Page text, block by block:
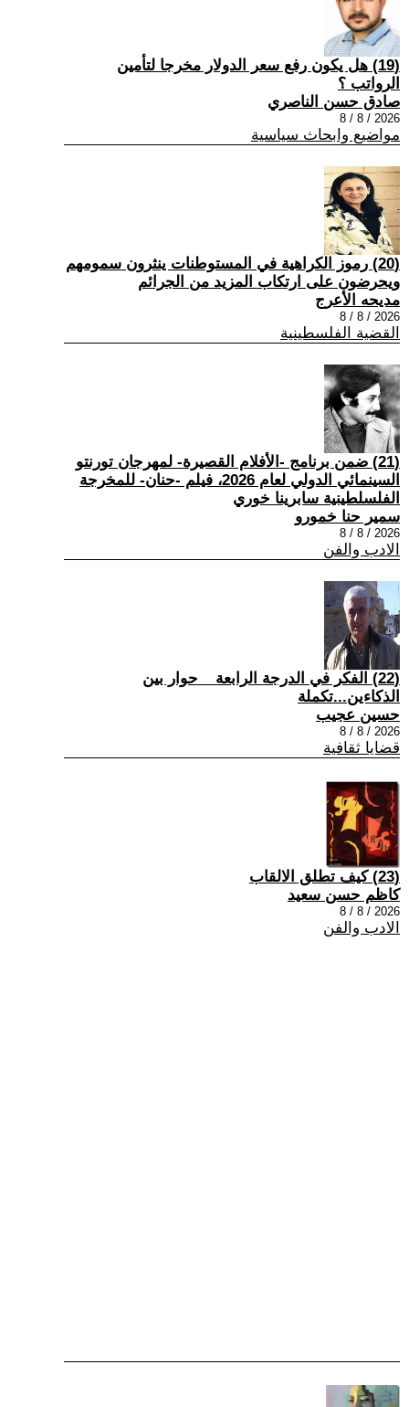
(19) هل يكون رفع سعر الدولار مخرجا لتأمين
الرواتب ؟
صادق حسن الناصري
2026 / 8 / 8
مواضيع وابحاث سياسية
(20) رموز الكراهية في المستوطنات ينثرون سمومهم
ويحرضون على ارتكاب المزيد من الجرائم
مديحه الأعرج
2026 / 8 / 8
القضية الفلسطينية
(21) ضمن برنامج -الأفلام القصيرة- لمهرجان تورنتو
السينمائي الدولي لعام 2026، فيلم -حنان- للمخرجة
الفلسلطينية سابرينا خوري
سمير حنا خمورو
2026 / 8 / 8
الادب والفن
(22) الفكر في الدرجة الرابعة _ حوار بين
الذكاءين...تكملة
حسين عجيب
2026 / 8 / 8
قضايا ثقافية
(23) كيف تطلق الالقاب
كاظم حسن سعيد
2026 / 8 / 8
الادب والفن